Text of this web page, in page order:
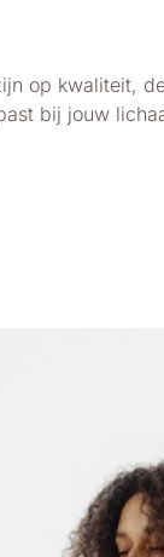
op kwaliteit,
bij jouw